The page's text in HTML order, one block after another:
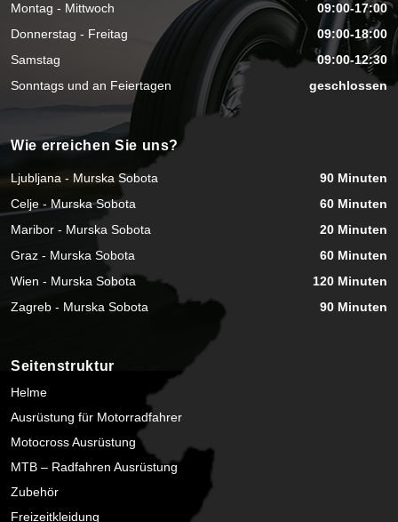
Montag - Mittwoch
09:00-17:00
Donnerstag - Freitag
09:00-18:00
Samstag
09:00-12:30
Sonntags und an Feiertagen
geschlossen
Wie erreichen Sie uns?
Ljubljana - Murska Sobota
90 Minuten
Celje - Murska Sobota
60 Minuten
Maribor - Murska Sobota
20 Minuten
Graz - Murska Sobota
60 Minuten
Wien - Murska Sobota
120 Minuten
Zagreb - Murska Sobota
90 Minuten
Seitenstruktur
Helme
Ausrüstung für Motorradfahrer
Motocross Ausrüstung
MTB – Radfahren Ausrüstung
Zubehör
Freizeitkleidung